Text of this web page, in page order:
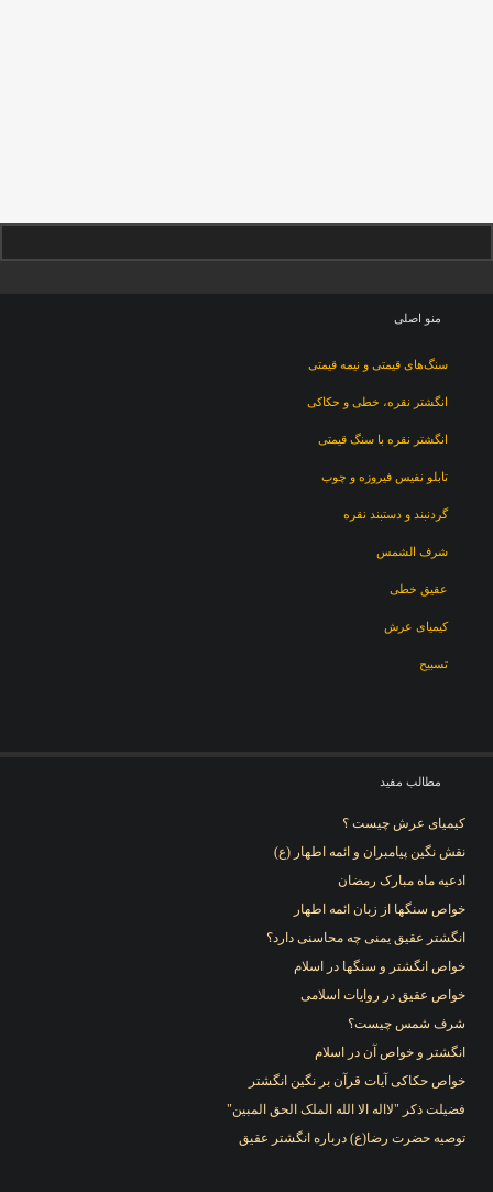
منو اصلی
سنگ‌های قیمتی و نیمه قیمتی
انگشتر نقره، خطی و حکاکی
انگشتر نقره با سنگ قیمتی
تابلو نفیس فیروزه و چوب
گردنبند و دستبند نقره
شرف الشمس
عقیق خطی
کیمیای عرش
تسبیح
مطالب مفید
کیمیای عرش چیست ؟
نقش نگین پیامبران و ائمه اطهار (ع)
ادعیه ماه مبارک رمضان
خواص سنگها از زبان ائمه اطهار
انگشتر عقیق یمنی چه محاسنی دارد؟
خواص انگشتر و سنگها در اسلام
خواص عقیق در روایات اسلامی
شرف شمس چیست؟
انگشتر و خواص آن در اسلام
خواص حکاکی آیات قرآن بر نگین انگشتر
فضیلت ذکر "لااله الا الله الملک الحق المبین"
توصیه حضرت رضا(ع) درباره انگشتر عقیق